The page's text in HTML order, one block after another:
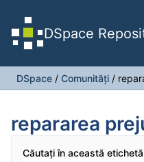
DSpace
DSpace / Comunități /
repararea
Căutați în această etichetă